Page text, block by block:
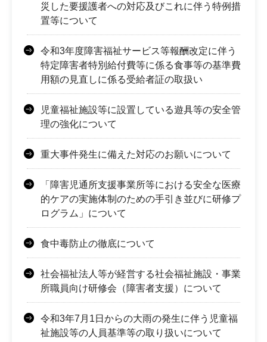
災した要援護者への対応及びこれに伴う特例措
置等について
令和3年度障害福祉サービス等報酬改定に伴う
特定障害者特別給付費等に係る食事等の基準費
用額の見直しに係る受給者証の取扱い
児童福祉施設等に設置している遊具等の安全管
理の強化について
重大事件発生に備えた対応のお願いについて
「障害児通所支援事業所等における安全な医療
的ケアの実施体制のための手引き並びに研修プ
ログラム」について
食中毒防止の徹底について
社会福祉法人等が経営する社会福祉施設・事業
所職員向け研修会（障害者支援）について
令和3年7月1日からの大雨の発生に伴う児童福
祉施設等の人員基準等の取り扱いについて